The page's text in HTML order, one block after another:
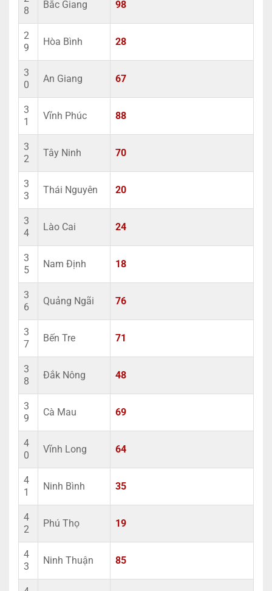
8
Bắc Giang 98
2
9
Hòa Bình 28
3
0
An Giang 67
3
1
Vĩnh Phúc 88
3
2
Tây Ninh 70
3
3
Thái Nguyên 20
3
4
Lào Cai 24
3
5
Nam Định 18
3
6
Quảng Ngãi 76
3
7
Bến Tre 71
3
8
Đắk Nông 48
3
9
Cà Mau 69
4
0
Vĩnh Long 64
4
1
Ninh Bình 35
4
2
Phú Thọ 19
4
3
Ninh Thuận 85